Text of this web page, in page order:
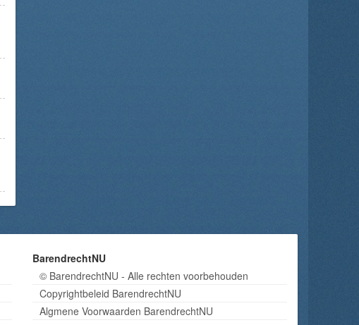
BarendrechtNU
© BarendrechtNU - Alle rechten voorbehouden
Copyrightbeleid BarendrechtNU
Algmene Voorwaarden BarendrechtNU